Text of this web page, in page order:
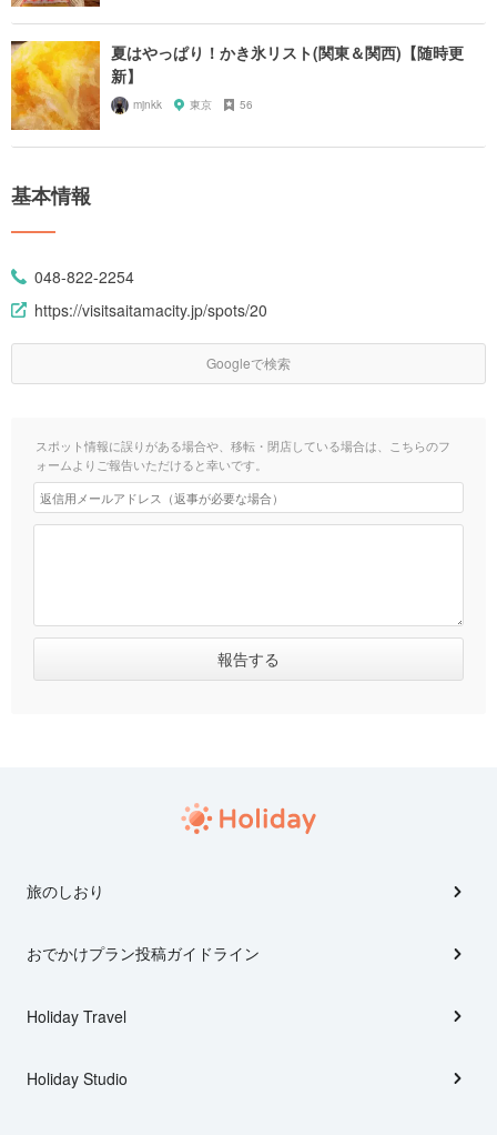
夏はやっぱり！かき氷リスト(関東＆関西)【随時更
新】
mjnkk 東京 56
基本情報
048-822-2254
https://visitsaitamacity.jp/spots/20
Googleで検索
スポット情報に誤りがある場合や、移転・閉店している場合は、こちらのフ
ォームよりご報告いただけると幸いです。
旅のしおり
おでかけプラン投稿ガイドライン
Holiday Travel
Holiday Studio